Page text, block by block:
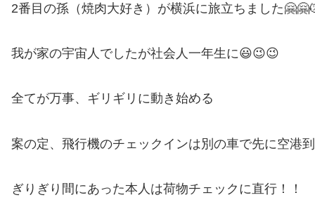
2番目の孫（焼肉大好き）が横浜に旅立ちました
我が家の宇宙人でしたが社会人一年生に😃😉😉
全てが万事、ギリギリに動き始める
案の定、飛行機のチェックインは別の車で先に空港
ぎりぎり間にあった本人は荷物チェックに直行！！